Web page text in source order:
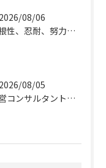
2026/08/06
『根性、忍耐、努力という言葉は死語なのか』
2026/08/05
経営コンサルタントのモーちゃん・毛利京申です。